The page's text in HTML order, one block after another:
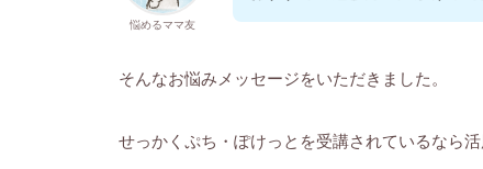
悩めるママ友
そんなお悩みメッセージをいただきました。
せっかくぷち・ぽけっとを受講されているなら